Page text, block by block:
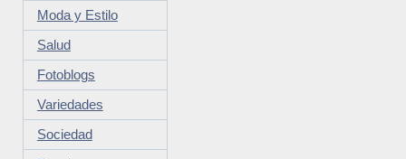
Moda y Estilo
Salud
Fotoblogs
Variedades
Sociedad